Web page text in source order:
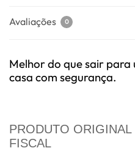
Avaliações 0
Melhor do que sair
casa com segurança.
PRODUTO
FISCAL